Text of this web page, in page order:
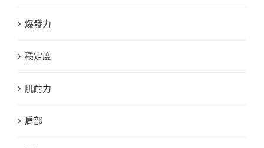
爆發力
穩定度
肌耐力
肩部